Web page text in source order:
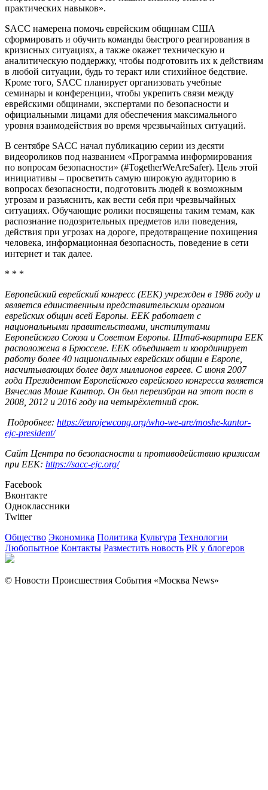
практических навыков».
SACC намерена помочь еврейским общинам США
сформировать и обучить команды быстрого реагирования в
кризисных ситуациях, а также окажет техническую и
аналитическую поддержку, чтобы подготовить их к действиям
в любой ситуации, будь то теракт или стихийное бедствие.
Кроме того, SACC планирует организовать учебные
семинары и конференции, чтобы укрепить связи между
еврейскими общинами, экспертами по безопасности и
официальными лицами для обеспечения максимального
уровня взаимодействия во время чрезвычайных ситуаций.
В сентябре SACC начал публикацию серии из десяти
видеороликов под названием «Программа информирования
по вопросам безопасности» (#TogetherWeAreSafer). Цель этой
инициативы – просветить самую широкую аудиторию в
вопросах безопасности, подготовить людей к возможным
угрозам и разъяснить, как вести себя при чрезвычайных
ситуациях. Обучающие ролики посвящены таким темам, как
распознание подозрительных предметов или поведения,
действия при угрозах на дороге, предотвращение похищения
человека, информационная безопасность, поведение в сети
интернет и так далее.
* * *
Европейский еврейский конгресс (ЕЕК) учрежден в 1986 году и
является единственным представительским органом
еврейских общин всей Европы. ЕЕК работает с
национальными правительствами, институтами
Европейского Союза и Советом Европы. Штаб-квартира ЕЕК
расположена в Брюсселе. ЕЕК объединяет и координирует
работу более 40 национальных еврейских общин в Европе,
насчитывающих более двух миллионов евреев. С июня 2007
года Президентом Европейского еврейского конгресса является
Вячеслав Моше Кантор. Он был переизбран на этот пост в
2008, 2012 и 2016 году на четырёхлетний срок.
Подробнее: https://eurojewcong.org/who-we-are/moshe-kantor-
ejc-president/
Сайт Центра по безопасности и противодействию кризисам
при ЕЕК: https://sacc-ejc.org/
Facebook
Вконтакте
Одноклассники
Twitter
Общество Экономика Политика Культура Технологии
Любопытное Контакты Разместить новость PR у блогеров
© Новости Происшествия События «Москва News»